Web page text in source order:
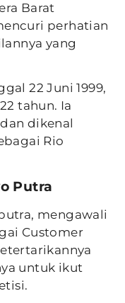
Barat
perhatian
yang
22 Juni 1999,
tahun. Ia
dikenal
Rio
Putra
mengawali
Customer
untuk ikut